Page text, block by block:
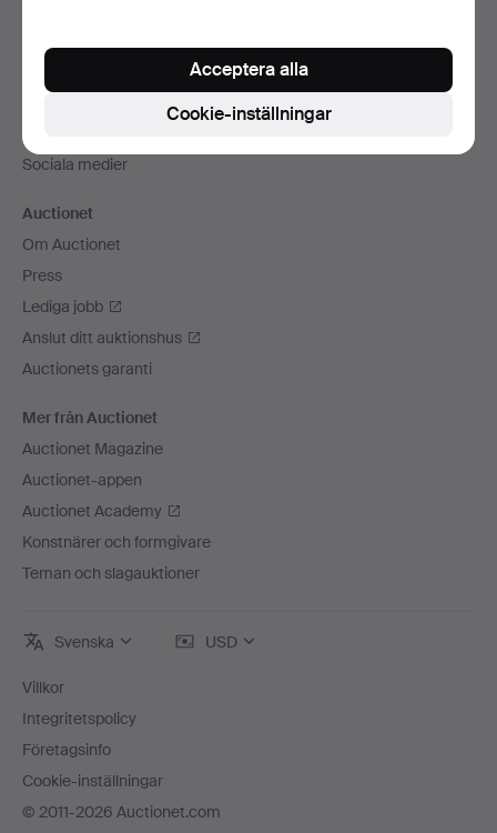
Sociala medier
Auctionet
Om Auctionet
Press
Lediga jobb
Anslut ditt auktionshus
Auctionets garanti
Mer från Auctionet
Auctionet Magazine
Auctionet-appen
Auctionet Academy
Konstnärer och formgivare
Teman och slagauktioner
Svenska USD
Villkor
Integritetspolicy
Företagsinfo
Cookie-inställningar
© 2011-2026 Auctionet.com
Cookie-inställningar
Acceptera alla